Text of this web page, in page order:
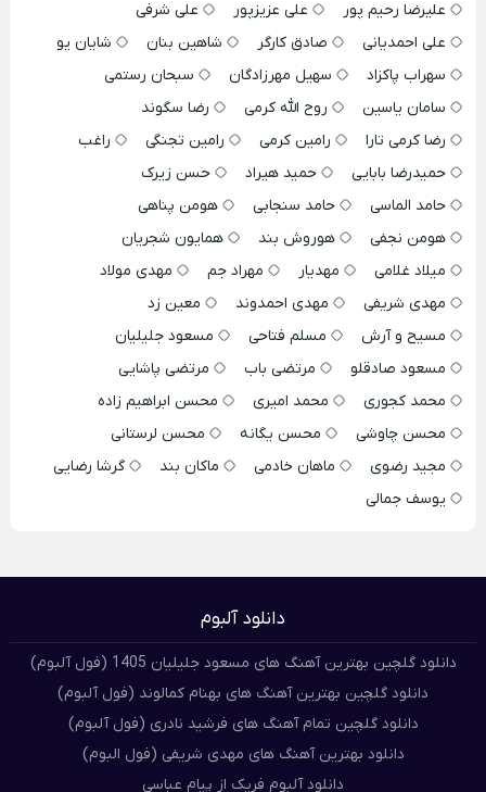
علیرضا رحیم پور
علی عزیزپور
علی شرفی
علی احمدیانی
صادق کارگر شاهین بنان
شایان یو
سهراب پاکزاد
سهیل مهرزادگان
سبحان رستمی
سامان یاسین
روح الله کرمی
رضا سگوند
رضا کرمی تارا
رامین کرمی رامین تجنگی
راغب
حمیدرضا بابایی
حمید هیراد
حسن زیرک
حامد الماسی
حامد سنجابی
هومن پناهی
هومن نجفی
هوروش بند
همایون شجریان
میلاد غلامی
مهدیار مهراد جم
مهدی مولاد
مهدی شریفی
مهدی احمدوند
معین زد
مسیح و آرش
مسلم فتاحی
مسعود جلیلیان
مسعود صادقلو
مرتضی باب
مرتضی پاشایی
محمد کجوری
محمد امیری
محسن ابراهیم زاده
محسن چاوشی
محسن یگانه
محسن لرستانی
مجید رضوی
ماهان خادمی ماکان بند
گرشا رضایی
یوسف جمالی
دانلود آلبوم
دانلود گلچین بهترین آهنگ های مسعود جلیلیان 1405 (فول آلبوم)
دانلود گلچین بهترین آهنگ های بهنام کمالوند (فول آلبوم)
دانلود گلچین تمام آهنگ های فرشید نادری (فول آلبوم)
دانلود بهترین آهنگ های مهدی شریفی (فول البوم)
دانلود آلبوم فریک از پیام عباسی